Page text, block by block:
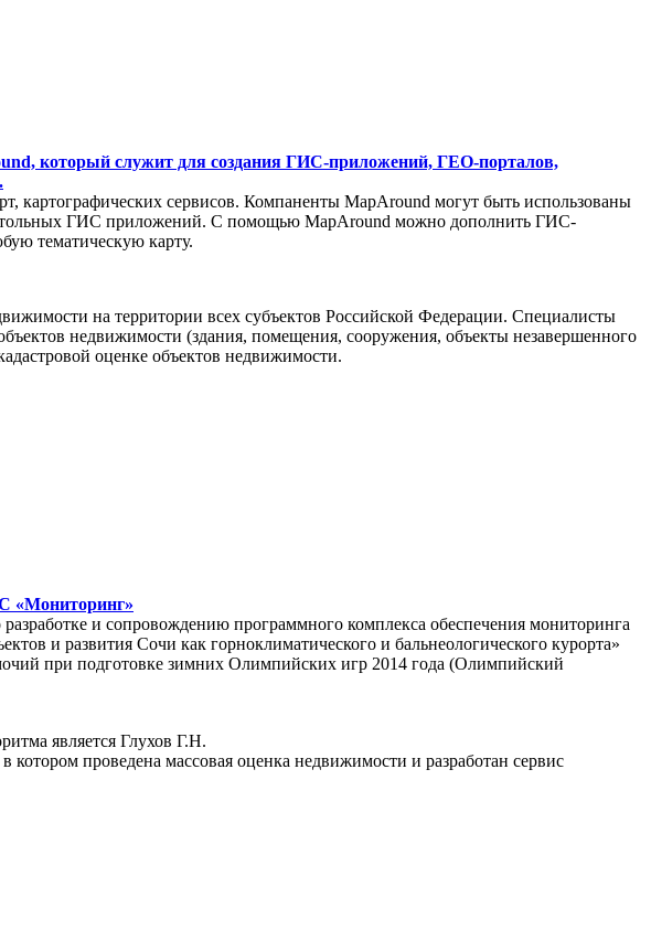
который служит для создания ГИС-приложений, ГЕО-порталов,
картографических сервисов. Компаненты MapAround могут быть использованы
ГИС приложений. С помощью MapAround можно дополнить ГИС-
тематическую карту.
на территории всех субъектов Российской Федерации. Специалисты
недвижимости (здания, помещения, сооружения, объекты незавершенного
оценке объектов недвижимости.
«Мониторинг»
и сопровождению программного комплекса обеспечения мониторинга
и развития Сочи как горноклиматического и бальнеологического курорта»
при подготовке зимних Олимпийских игр 2014 года (Олимпийский
является Глухов Г.Н.
в котором проведена массовая оценка недвижимости и разработан сервис